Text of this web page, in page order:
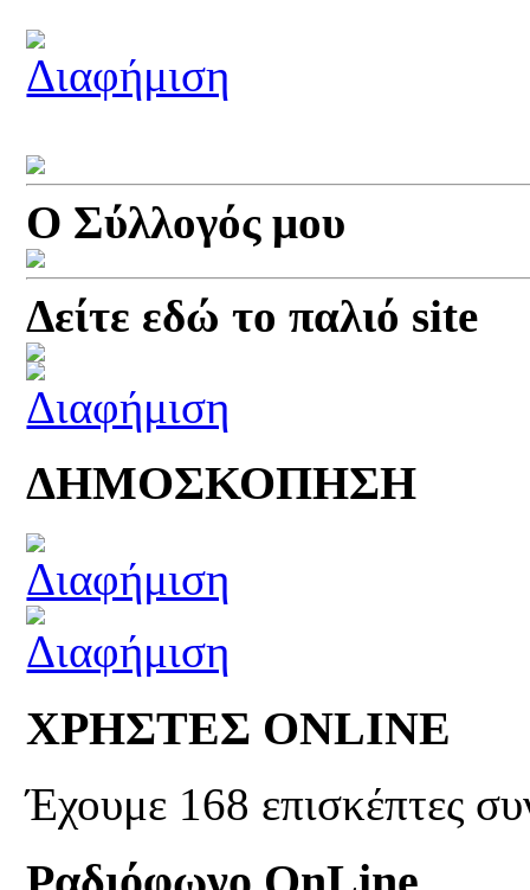
Ο Σύλλογός μου
Δείτε εδώ το παλιό site
ΔΗΜΟΣΚΟΠΗΣΗ
ΧΡΗΣΤΕΣ ONLINE
Έχουμε 168 επισκέπτες